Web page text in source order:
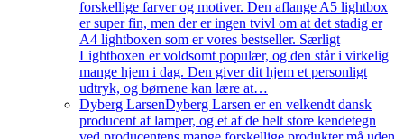
forskellige farver og motiver. Den aflange A5 lightbox
er super fin, men der er ingen tvivl om at det stadig er
A4 lightboxen som er vores bestseller. Særligt
Lightboxen er voldsomt populær, og den står i virkelig
mange hjem i dag. Den giver dit hjem et personligt
udtryk, og børnene kan lære at…
Dyberg LarsenDyberg Larsen er en velkendt dansk
producent af lamper, og et af de helt store kendetegn